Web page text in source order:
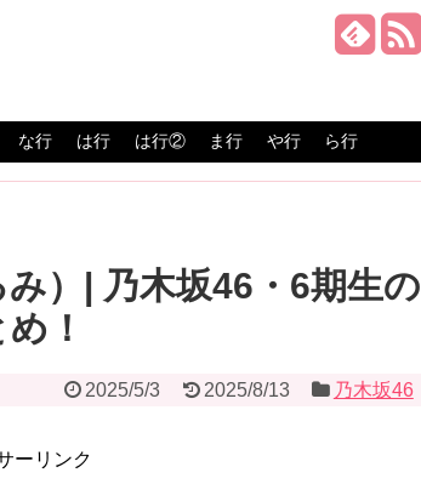
な行 は行 は行② ま行 や行 ら行
）| 乃木坂46・6期生の
！
2025/5/3 2025/8/13 乃木坂46
ーリンク